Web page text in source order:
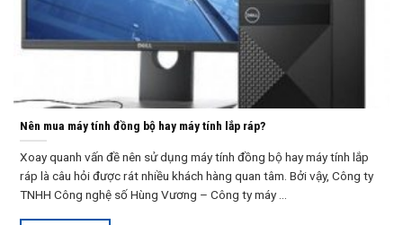
Nên mua máy tính đồng bộ hay máy tính lắp ráp?
Xoay quanh vấn đề nên sử dụng máy tính đồng bộ hay máy tính lắp
ráp là câu hỏi được rát nhiều khách hàng quan tâm. Bởi vậy, Công ty
TNHH Công nghệ số Hùng Vương – Công ty máy ...